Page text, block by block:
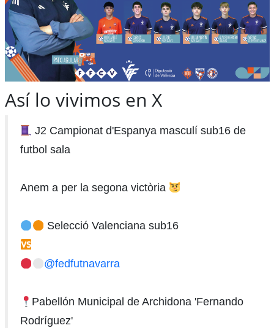
Así lo vivimos en X
J2 Campionat d'Espanya masculí sub16 de
futbol sala
Anem a per la segona victòria
Selecció Valenciana sub16
@fedfutnavarra
Pabellón Municipal de Archidona 'Fernando
Rodríguez'